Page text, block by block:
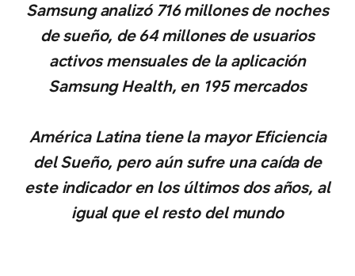
Samsung analizó 716 millones de noches
de sueño, de 64 millones de usuarios
activos mensuales de la aplicación
Samsung Health, en 195 mercados
América Latina tiene la mayor Eficiencia
del Sueño, pero aún sufre una caída de
este indicador en los últimos dos años, al
igual que el resto del mundo